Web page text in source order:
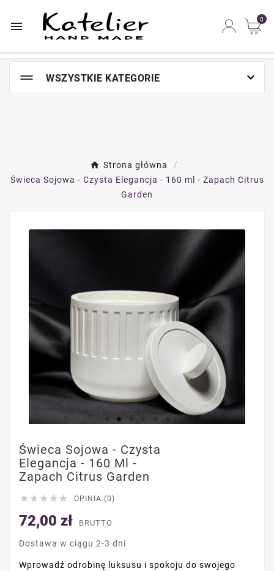
Najszybsze na świecie miejsce zakupów online
 0
WSZYSTKIE KATEGORIE 
Strona główna
Świeca Sojowa - Czysta Elegancja - 160 ml - Zapach Citrus
Garden
Świeca Sojowa - Czysta
Elegancja - 160 Ml -
Zapach Citrus Garden
     OPINIA (0)
72,00 zł BRUTTO
Dostawa w ciągu 2-3 dni
Wprowadź odrobinę luksusu i spokoju do swojego